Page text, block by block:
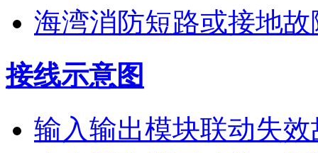
海湾消防短路或接地
接线示意图
输入输出模块联动失效